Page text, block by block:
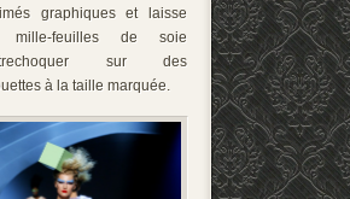
graphiques et laisse
mille-feuilles de soie
sur des
à la taille marquée.